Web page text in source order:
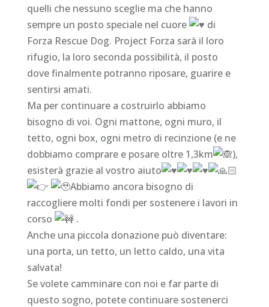
quelli che nessuno sceglie ma che hanno
sempre un posto speciale nel cuore
di
Forza Rescue Dog. Project Forza sarà il loro
rifugio, la loro seconda possibilità, il posto
dove finalmente potranno riposare, guarire e
sentirsi amati.
Ma per continuare a costruirlo abbiamo
bisogno di voi. Ogni mattone, ogni muro, il
tetto, ogni box, ogni metro di recinzione (e ne
dobbiamo comprare e posare oltre 1,3km
),
esisterà grazie al vostro aiuto
Abbiamo ancora bisogno di
raccogliere molti fondi per sostenere i lavori in
corso
.
Anche una piccola donazione può diventare:
una porta, un tetto, un letto caldo, una vita
salvata!
Se volete camminare con noi e far parte di
questo sogno, potete continuare sostenerci